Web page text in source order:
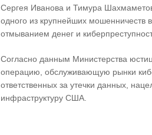
Сергея Иванова и Тимура
одного из крупнейших мошенничеств
отмыванием денег и
Согласно данным Министерства
операцию, обслуживающую рынки
ответственных за утечки данных,
инфраструктуру США.